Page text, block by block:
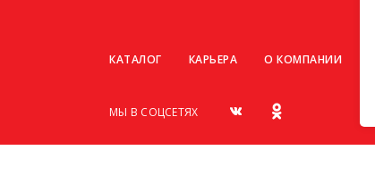
КАТАЛОГ КАРЬЕРА О КОМПАНИИ
МЫ В СОЦСЕТЯХ